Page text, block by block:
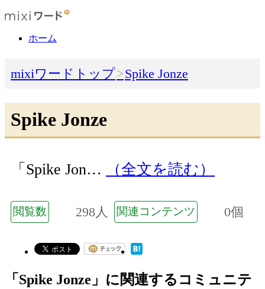
ホーム
mixiワードトップ Spike Jonze
Spike Jonze
「Spike Jon… （全文を読む）
閲覧数 298人 関連コンテンツ 0個
「Spike Jonze」に関連するコミュニテ